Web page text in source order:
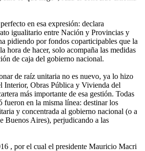
en esa expresión: declara
igualitario entre Nación y Provincias y
pidiendo por fondos coparticipables que la
hora de hacer, solo acompaña las medidas
de caja del gobierno nacional.
de raíz unitaria no es nuevo, ya lo hizo
Interior, Obras Pública y Vivienda del
más importante de esa gestión. Todas
fueron en la misma línea: destinar los
y concentrada al gobierno nacional (o a
Buenos Aires), perjudicando a las
, por el cual el presidente Mauricio Macri